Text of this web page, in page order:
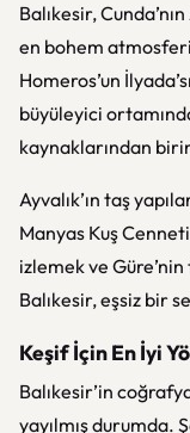
Balıkesir,
en bohem
Homeros’un
büyüleyici
kaynaklarından
Ayvalık’ın taş
Manyas Kuş
izlemek ve
Balıkesir, eşsiz bir
Keşif İçin En İyi
Balıkesir’in
yayılmış durumda.